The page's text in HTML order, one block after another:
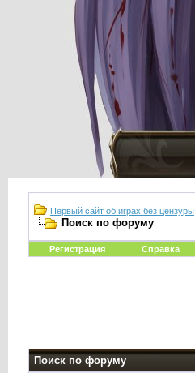
Первый сайт об играх без цензуры
Поиск по форуму
Регистрация Справка
Поиск по форуму